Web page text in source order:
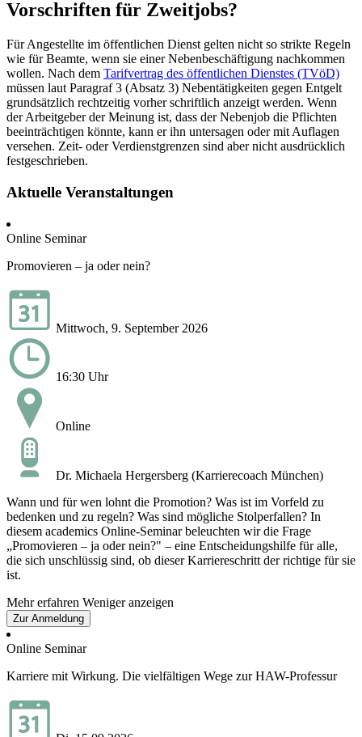
Vorschriften für Zweitjobs?
Für Angestellte im öffentlichen Dienst gelten nicht so strikte Regeln
wie für Beamte, wenn sie einer Nebenbeschäftigung nachkommen
wollen. Nach dem Tarifvertrag des öffentlichen Dienstes (TVöD)
müssen laut Paragraf 3 (Absatz 3) Nebentätigkeiten gegen Entgelt
grundsätzlich rechtzeitig vorher schriftlich anzeigt werden. Wenn
der Arbeitgeber der Meinung ist, dass der Nebenjob die Pflichten
beeinträchtigen könnte, kann er ihn untersagen oder mit Auflagen
versehen. Zeit- oder Verdienstgrenzen sind aber nicht ausdrücklich
festgeschrieben.
Aktuelle Veranstaltungen
Online Seminar
Promovieren – ja oder nein?
Mittwoch, 9. September 2026
16:30 Uhr
Online
Dr. Michaela Hergersberg (Karrierecoach München)
Wann und für wen lohnt die Promotion? Was ist im Vorfeld zu
bedenken und zu regeln? Was sind mögliche Stolperfallen? In
diesem academics Online-Seminar beleuchten wir die Frage
„Promovieren – ja oder nein?" – eine Entscheidungshilfe für alle,
die sich unschlüssig sind, ob dieser Karriereschritt der richtige für sie
ist.
Mehr erfahren Weniger anzeigen
Zur Anmeldung
Online Seminar
Karriere mit Wirkung. Die vielfältigen Wege zur HAW-Professur